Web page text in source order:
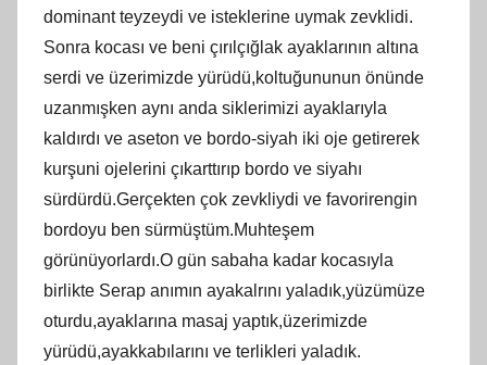
dominant teyzeydi ve isteklerine uymak zevklidi.
Sonra kocası ve beni çırılçığlak ayaklarının altına
serdi ve üzerimizde yürüdü,koltuğununun önünde
uzanmışken aynı anda siklerimizi ayaklarıyla
kaldırdı ve aseton ve bordo-siyah iki oje getirerek
kurşuni ojelerini çıkarttırıp bordo ve siyahı
sürdürdü.Gerçekten çok zevkliydi ve favorirengin
bordoyu ben sürmüştüm.Muhteşem
görünüyorlardı.O gün sabaha kadar kocasıyla
birlikte Serap anımın ayakalrını yaladık,yüzümüze
oturdu,ayaklarına masaj yaptık,üzerimizde
yürüdü,ayakkabılarını ve terlikleri yaladık.